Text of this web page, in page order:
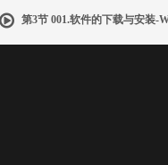
第3节 001.软件的下载与安装-